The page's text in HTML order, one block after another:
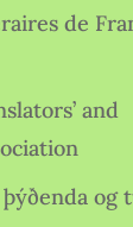
de
and
og